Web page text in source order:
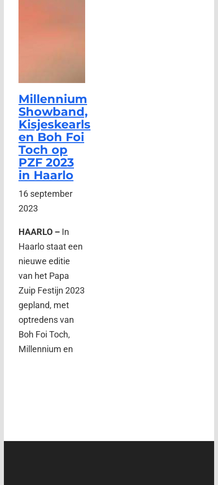
Millennium
Showband,
Kisjeskearls
en Boh Foi
Toch op
PZF 2023
in Haarlo
16 september
2023
HAARLO – In
Haarlo staat een
nieuwe editie
van het Papa
Zuip Festijn 2023
gepland, met
optredens van
Boh Foi Toch,
Millennium en